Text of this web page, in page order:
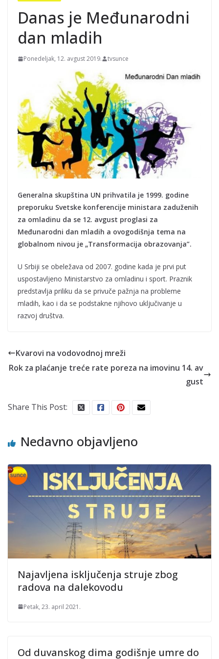
Danas je Međunarodni
dan mladih
Ponedeljak, 12. avgust 2019. tvsunce
Generalna skupština UN prihvatila je 1999. godine
preporuku Svetske konferencije ministara zaduženih
za omladinu da se 12. avgust proglasi za
Međunarodni dan mladih a ovogodišnja tema na
globalnom nivou je „Transformacija obrazovanja”.
U Srbiji se obeležava od 2007. godine kada je prvi put
uspostavljeno Ministarstvo za omladinu i sport. Praznik
predstavlja priliku da se privuče pažnja na probleme
mladih, kao i da se podstakne njihovo uključivanje u
razvoj društva.
Kvarovi na vodovodnoj mreži
Rok za plaćanje treće rate poreza na imovinu 14. av
gust
Share This Post:
Nedavno objavljeno
Najavljena isključenja struje zbog
radova na dalekovodu
Petak, 23. april 2021.
Od duvanskog dima godišnje umre do